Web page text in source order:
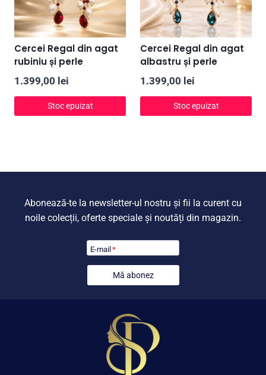
Cercei Regal din agat
rubiniu și perle
1.399,00 lei
Stoc epuizat
Cercei Regal din agat
albastru și perle
1.399,00 lei
Stoc epuizat
Abonează-te la newsletter-ul nostru și fii la curent cu
noile colecții, oferte speciale și noutăți din magazin.
E-mail *
Mă abonez